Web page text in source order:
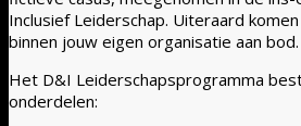
Inclusief Leiderschap. Uiteraard
binnen jouw eigen organisatie aan bod.
Het D&I Leiderschapsprogramma
onderdelen: